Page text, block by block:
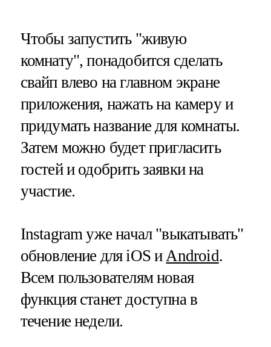
Чтобы запустить "живую
комнату", понадобится сделать
свайп влево на главном экране
приложения, нажать на камеру и
придумать название для комнаты.
Затем можно будет пригласить
гостей и одобрить заявки на
участие.
Instagram уже начал "выкатывать"
обновление для iOS и Android.
Всем пользователям новая
функция станет доступна в
течение недели.